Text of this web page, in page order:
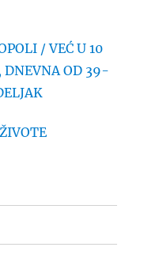
/ VEĆ U 10
DNEVNA OD 39-